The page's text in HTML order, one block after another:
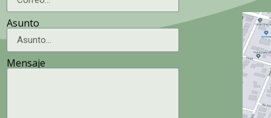
Asunto
Mensaje